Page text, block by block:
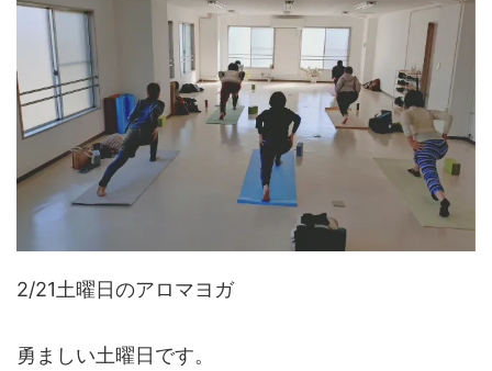
2/21土曜日のアロマヨガ
勇ましい土曜日です。